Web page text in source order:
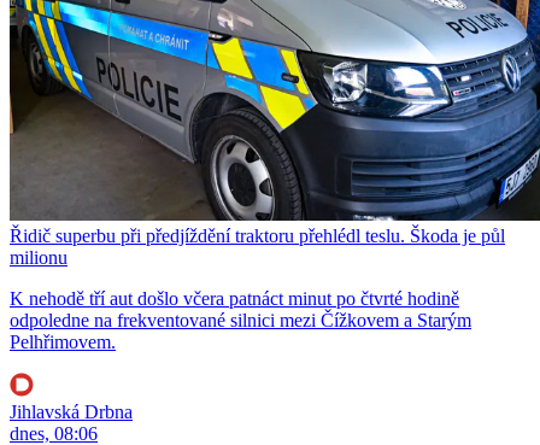
Řidič superbu při předjíždění traktoru přehlédl teslu. Škoda je půl
milionu
K nehodě tří aut došlo včera patnáct minut po čtvrté hodině
odpoledne na frekventované silnici mezi Čížkovem a Starým
Pelhřimovem.
Jihlavská Drbna
dnes, 08:06